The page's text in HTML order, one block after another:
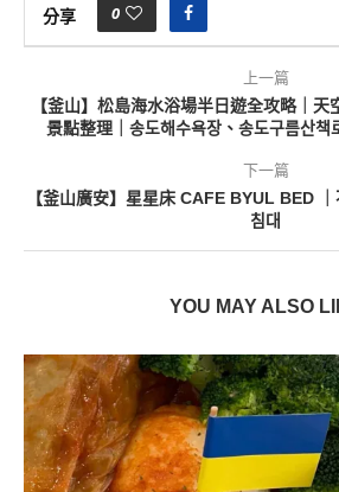
分享 0
上一篇
【釜山】松島海水浴場半日遊全攻略｜
景點整理｜송도해수욕장、송도구름산책
下一篇
【釜山廣安】星星床 CAFE BYUL BED
침대
YOU MAY ALSO